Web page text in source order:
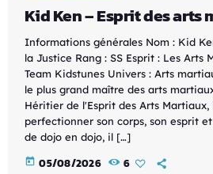
Kid Ken – Esprit des arts
Informations générales Nom : Kid
la Justice Rang : SS Esprit : Les Arts
Team Kidstunes Univers : Arts
le plus grand maître des arts
Héritier de l'Esprit des Arts
perfectionner son corps, son esprit
de dojo en dojo, il […]
today 05/08/2026 6